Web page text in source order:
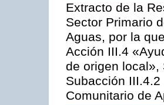
Extracto de la
Sector Primario
Aguas, por la
Acción III.4
de origen local»,
Subacción
Comunitario de